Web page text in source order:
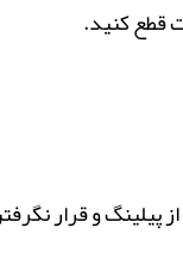
قطع کنید.
و قرار